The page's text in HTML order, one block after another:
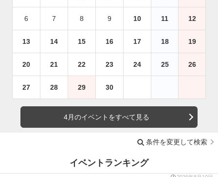
6 7 8 9 10 11 12
13 14 15 16 17 18 19
20 21 22 23 24 25 26
27 28 29 30
4月のイベントをすべて見る
条件を変更して検索
イベントランキング